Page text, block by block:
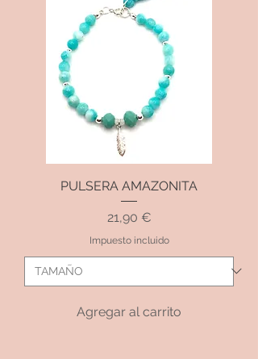
PULSERA AMAZONITA
Precio
21,90 €
Impuesto incluido
Agregar al carrito